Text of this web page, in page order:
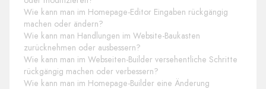
Wie kann man im Homepage-Editor Eingaben rückgängig
machen oder ändern?
Wie kann man Handlungen im Website-Baukasten
zurücknehmen oder ausbessern?
Wie kann man im Webseiten-Builder versehentliche Schritte
rückgängig machen oder verbessern?
Wie kann man im Homepage-Builder eine Änderung